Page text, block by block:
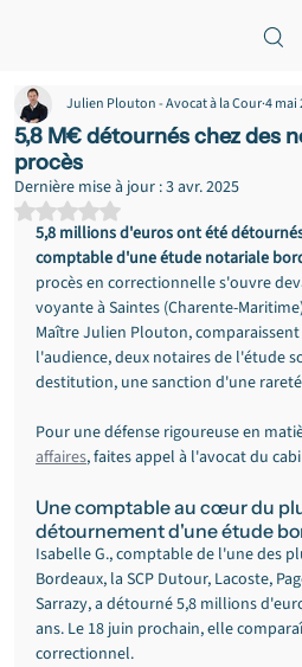
5,8 M€ détournés chez des
procès
Julien Plouton - Avocat à la Cour4 mai
Dernière mise à jour :3 avr. 2025
Noté NaN étoiles sur 5.
5,8 millions d'euros ont été
comptable d'une étude notariale
procès en correctionnelle s'ouvre
voyante à Saintes (Charente-
Maître Julien Plouton, comparaissent
l'audience, deux notaires de l'étude
destitution, une sanction d'une
Pour une défense rigoureuse en
affaires, faites appel à l'avocat du
Une comptable au cœur du
détournement d'une étude
Isabelle G., comptable de l'une des
Bordeaux, la SCP Dutour, Lacoste,
Sarrazy, a détourné 5,8 millions
ans. Le 18 juin prochain, elle
correctionnel.